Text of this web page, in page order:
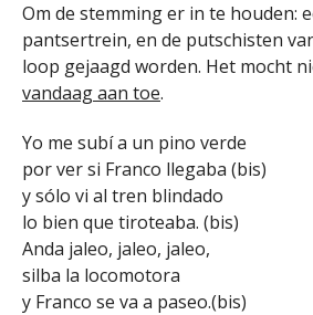
Om de stemming er in te houden:
pantsertrein, en de putschisten
loop gejaagd worden. Het mocht
vandaag aan toe.
Yo me subí a un pino verde
por ver si Franco llegaba (bis)
y sólo vi al tren blindado
lo bien que tiroteaba. (bis)
Anda jaleo, jaleo, jaleo,
silba la locomotora
y Franco se va a paseo.(bis)